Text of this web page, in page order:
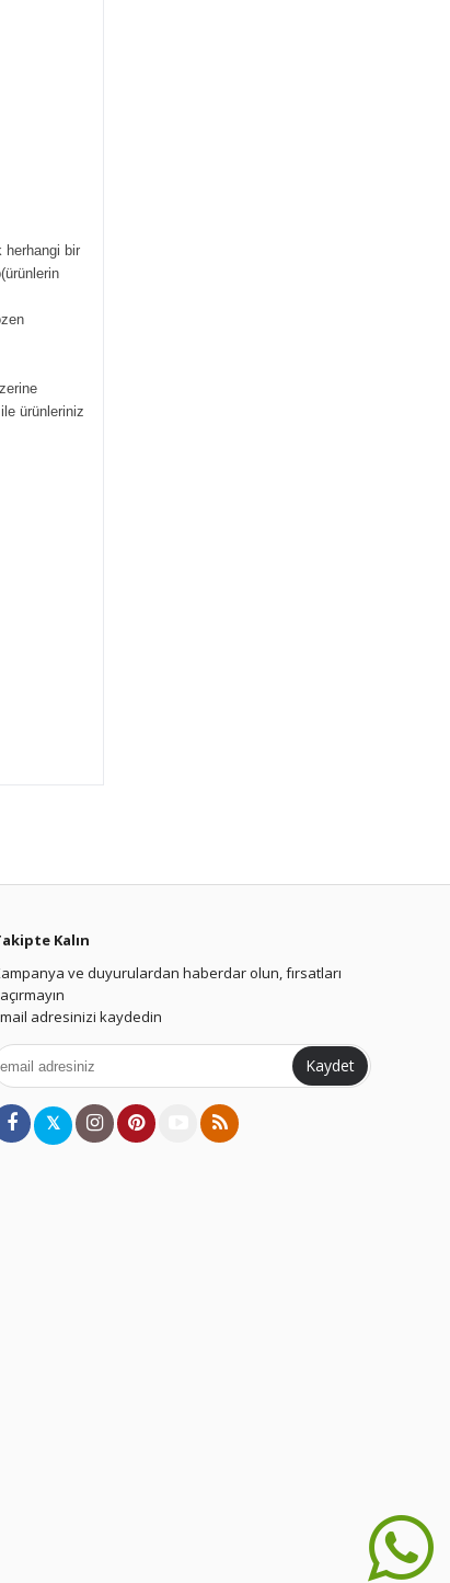
herhangi bir
ürünleriniz
Kalın
ve duyurulardan haberdar olun, fırsatları
adresinizi kaydedin
Kaydet
𝕏